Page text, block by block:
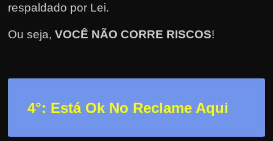
respaldado por Lei.
Ou seja,VOCÊ NÃO CORRE RISCOS!
4°: Está Ok No Reclame Aqui